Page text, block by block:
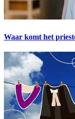
Waar komt het